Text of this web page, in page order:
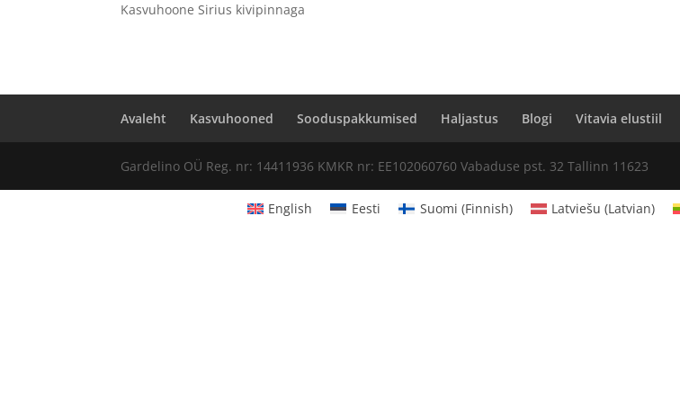
Kasvuhoone Sirius kivipinnaga
Avaleht Kasvuhooned Sooduspakkumised Haljastus Blogi Vitavia elustiil
Gardelino OÜ Reg. nr: 14411936 KMKR nr: EE102060760 Vabaduse pst. 32 Tallinn 11623
English Eesti Suomi (Finnish) Latviešu (Latvian)